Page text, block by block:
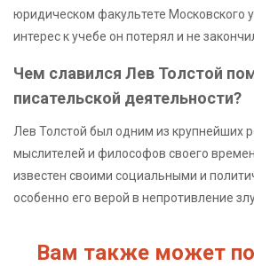
юридическом факультете Московского
интерес к учебе он потерял и не
Чем славился Лев Толстой
писательской деятельности?
Лев Толстой был одним из крупнейших
мыслителей и философов своего
известен своими социальными и
особенно его верой в непротивление
Вам также может